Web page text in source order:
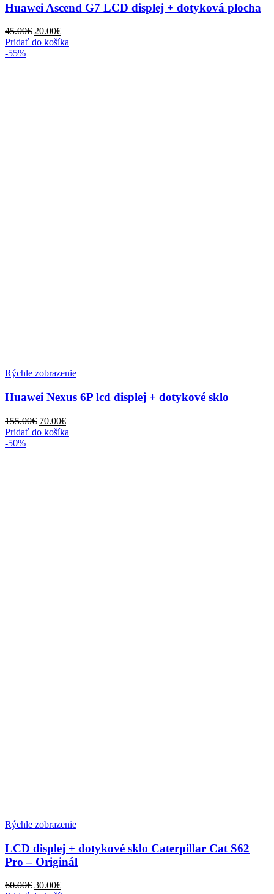
Huawei Ascend G7 LCD displej + dotyková plocha
45.00€ 20.00€
Pridať do košíka
-55%
Rýchle zobrazenie
Huawei Nexus 6P lcd displej + dotykové sklo
155.00€ 70.00€
Pridať do košíka
-50%
Rýchle zobrazenie
LCD displej + dotykové sklo Caterpillar Cat S62
Pro – Originál
60.00€ 30.00€